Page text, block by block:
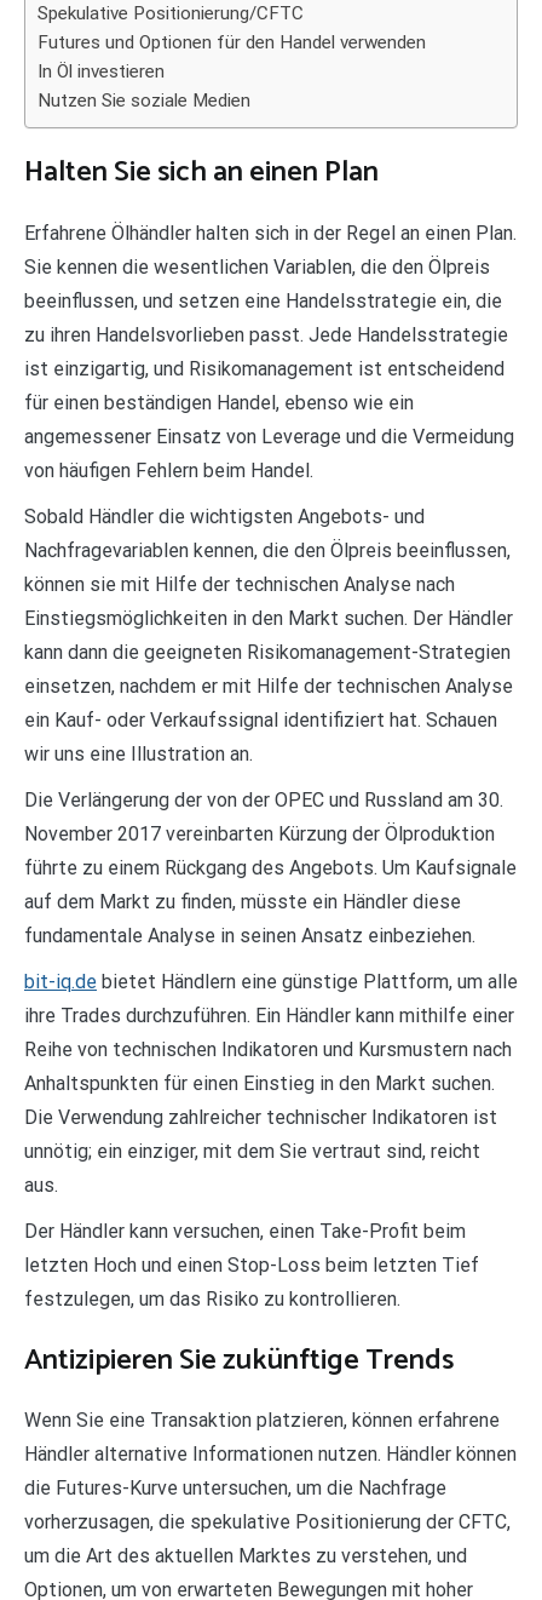
Spekulative Positionierung/CFTC
Futures und Optionen für den Handel verwenden
In Öl investieren
Nutzen Sie soziale Medien
Halten Sie sich an einen Plan
Erfahrene Ölhändler halten sich in der Regel an einen Plan.
Sie kennen die wesentlichen Variablen, die den Ölpreis
beeinflussen, und setzen eine Handelsstrategie ein, die
zu ihren Handelsvorlieben passt. Jede Handelsstrategie
ist einzigartig, und Risikomanagement ist entscheidend
für einen beständigen Handel, ebenso wie ein
angemessener Einsatz von Leverage und die Vermeidung
von häufigen Fehlern beim Handel.
Sobald Händler die wichtigsten Angebots- und
Nachfragevariablen kennen, die den Ölpreis beeinflussen,
können sie mit Hilfe der technischen Analyse nach
Einstiegsmöglichkeiten in den Markt suchen. Der Händler
kann dann die geeigneten Risikomanagement-Strategien
einsetzen, nachdem er mit Hilfe der technischen Analyse
ein Kauf- oder Verkaufssignal identifiziert hat. Schauen
wir uns eine Illustration an.
Die Verlängerung der von der OPEC und Russland am 30.
November 2017 vereinbarten Kürzung der Ölproduktion
führte zu einem Rückgang des Angebots. Um Kaufsignale
auf dem Markt zu finden, müsste ein Händler diese
fundamentale Analyse in seinen Ansatz einbeziehen.
bit-iq.de bietet Händlern eine günstige Plattform, um alle
ihre Trades durchzuführen. Ein Händler kann mithilfe einer
Reihe von technischen Indikatoren und Kursmustern nach
Anhaltspunkten für einen Einstieg in den Markt suchen.
Die Verwendung zahlreicher technischer Indikatoren ist
unnötig; ein einziger, mit dem Sie vertraut sind, reicht
aus.
Der Händler kann versuchen, einen Take-Profit beim
letzten Hoch und einen Stop-Loss beim letzten Tief
festzulegen, um das Risiko zu kontrollieren.
Antizipieren Sie zukünftige Trends
Wenn Sie eine Transaktion platzieren, können erfahrene
Händler alternative Informationen nutzen. Händler können
die Futures-Kurve untersuchen, um die Nachfrage
vorherzusagen, die spekulative Positionierung der CFTC,
um die Art des aktuellen Marktes zu verstehen, und
Optionen, um von erwarteten Bewegungen mit hoher